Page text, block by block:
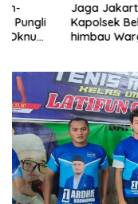
Jaga Jakarta On The
Kapolsek Bekasi Barat
himbau Warga Tolak